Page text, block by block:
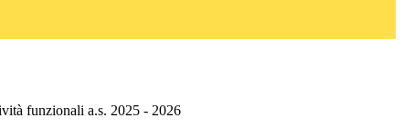
funzionali a.s. 2025 - 2026